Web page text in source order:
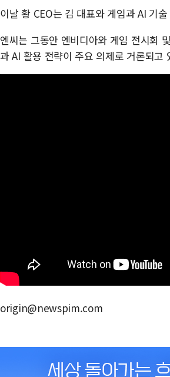
이날 황 CEO는 김 대표와 게임과 AI 기
엔씨는 그동안 엔비디아와 게임 전시회
과 AI 활용 전략이 주요 의제로 거론되고
origin@newspim.com